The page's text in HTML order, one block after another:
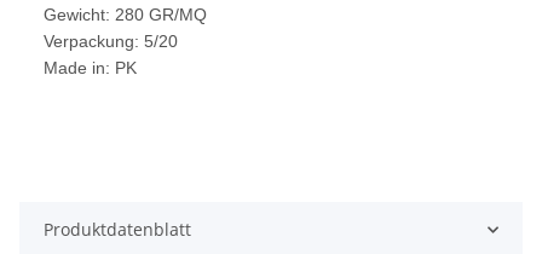
Gewicht: 280 GR/MQ
Verpackung: 5/20
Made in: PK
Produktdatenblatt